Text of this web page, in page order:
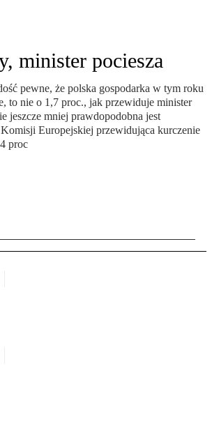
minister pociesza
pewne, że polska gospodarka w tym roku
to nie o 1,7 proc., jak przewiduje minister
jeszcze mniej prawdopodobna jest
Europejskiej przewidująca kurczenie
proc